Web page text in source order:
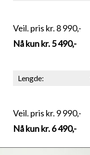
Veil. pris kr. 8 990,-
Nå kun kr. 5 490,-
Lengde:
Veil. pris kr. 9 990,-
Nå kun kr. 6 490,-